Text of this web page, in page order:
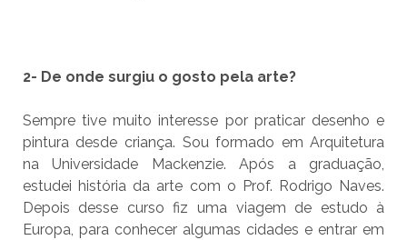
2- De onde surgiu o gosto pela arte?
Sempre tive muito interesse por praticar desenho e
pintura desde criança. Sou formado em Arquitetura
na Universidade Mackenzie. Após a graduação,
estudei história da arte com o Prof. Rodrigo Naves.
Depois desse curso fiz uma viagem de estudo à
Europa, para conhecer algumas cidades e entrar em